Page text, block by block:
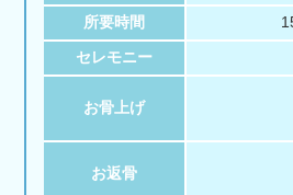
所要時間
セレモニー
お骨上げ
お返骨